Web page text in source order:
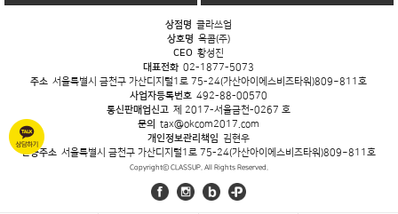
상점명 클라쓰업
상호명 옥콤(주)
CEO 황성진
대표전화 02-1877-5073
주소 서울특별시 금천구 가산디지털1로 75-24(가산아이에스비즈타워)809~811호
사업자등록번호 492-88-00570
통신판매업신고 제 2017-서울금천-0267 호
문의 tax@okcom2017.com
개인정보관리책임 김현우
반송주소 서울특별시 금천구 가산디지털1로 75-24(가산아이에스비즈타워)809~811호
Copyrightⓒ CLASSUP. All Rights Reserved.